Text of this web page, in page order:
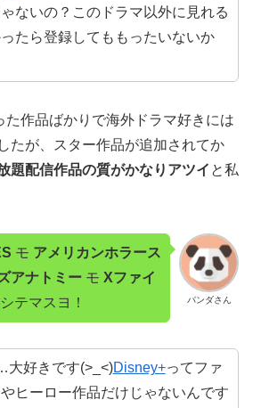
ないの？このドラマ以外に見れる
たら登録してももったいないか
た作品ばかりで海外ドラマ好きには
たが、スター作品が追加されてか
題配信作品の質がかなりアツイ と私
パンダさん
モ アメリカンホラース
アナトミー モ Xファイ
テマスヨ！
大好きです(>_<)Disney+ってファ
ヒーロー作品だけじゃないんです